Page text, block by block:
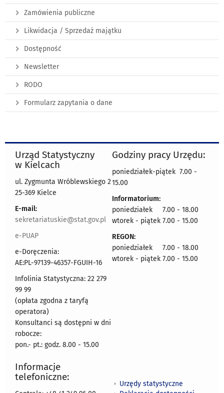
Zamówienia publiczne
Likwidacja / Sprzedaż majątku
Dostępność
Newsletter
RODO
Formularz zapytania o dane
Urząd Statystyczny
w Kielcach
ul. Zygmunta Wróblewskiego 2
25-369 Kielce
E-mail:
sekretariatuskie@stat.gov.pl
e-PUAP
e-Doręczenia:
AE:PL-97139-46357-FGUIH-16
Infolinia Statystyczna: 22 279
99 99
(opłata zgodna z taryfą
operatora)
Konsultanci są dostępni w dni
robocze:
pon.- pt.: godz. 8.00 - 15.00
Godziny pracy Urzędu:
poniedziałek-piątek 7.00 -
15.00
Informatorium:
poniedziałek 7.00 - 18.00
wtorek - piątek 7.00 - 15.00
REGON:
poniedziałek 7.00 - 18.00
wtorek - piątek 7.00 - 15.00
Informacje
telefoniczne:
Urzędy statystyczne